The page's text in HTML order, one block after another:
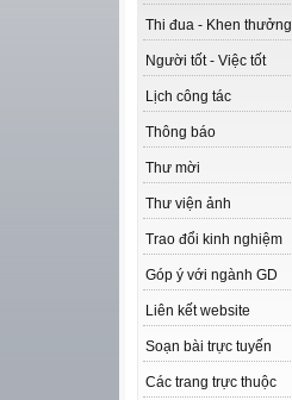
Thi đua - Khen thưởng
Người tốt - Việc tốt
Lịch công tác
Thông báo
Thư mời
Thư viện ảnh
Trao đổi kinh nghiệm
Góp ý với ngành GD
Liên kết website
Soạn bài trực tuyến
Các trang trực thuộc